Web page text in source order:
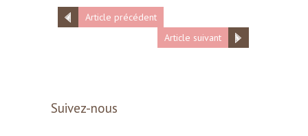
Article précédent
Article suivant
Suivez-nous